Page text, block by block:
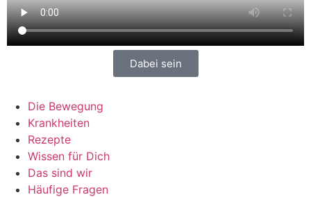
Dabei sein
Die Bewegung
Krankheiten
Rezepte
Wissen für Dich
Das sind wir
Häufige Fragen